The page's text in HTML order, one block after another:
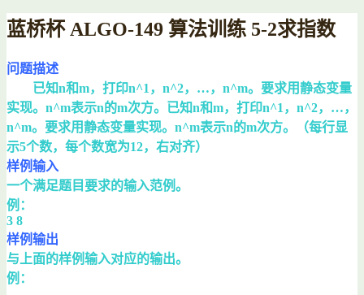
蓝桥杯 ALGO-149 算法训练 5-2求指数
问题描述
已知n和m，打印n^1，n^2，…，n^m。要求用静态变量
实现。n^m表示n的m次方。已知n和m，打印n^1，n^2，…，
n^m。要求用静态变量实现。n^m表示n的m次方。（每行显
示5个数，每个数宽为12，右对齐）
样例输入
一个满足题目要求的输入范例。
例：
3 8
样例输出
与上面的样例输入对应的输出。
例：